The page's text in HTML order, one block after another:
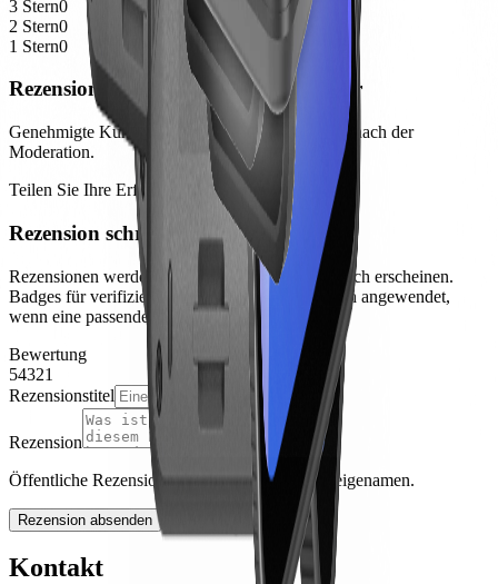
3 Stern0
2 Stern0
1 Stern0
Rezensionen sind noch nicht verfügbar
Genehmigte Kundenrezensionen erscheinen hier nach der
Moderation.
Teilen Sie Ihre Erfahrung
Rezension schreiben
Rezensionen werden moderiert, bevor sie öffentlich erscheinen.
Badges für verifizierte Käufe werden automatisch angewendet,
wenn eine passende Bestellung gefunden wird.
Bewertung
54321
Rezensionstitel
Rezension
Öffentliche Rezensionen zeigen nur Ihren Anzeigenamen.
Rezension absenden
Kontakt